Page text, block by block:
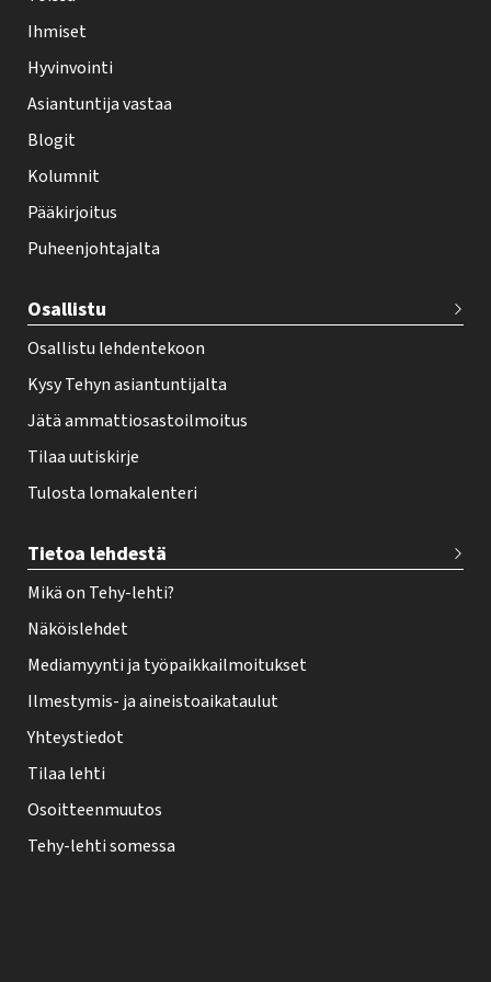
e
h
t
i
f
o
t
r
Ihmiset
Hyvinvointi
Asiantuntija vastaa
Blogit
Kolumnit
Pääkirjoitus
Puheenjohtajalta
Osallistu
Osallistu lehdentekoon
Kysy Tehyn asiantuntijalta
Jätä ammattiosastoilmoitus
Tilaa uutiskirje
Tulosta lomakalenteri
Tietoa lehdestä
Mikä on Tehy-lehti?
Näköislehdet
Mediamyynti ja työpaikkailmoitukset
Ilmestymis- ja aineistoaikataulut
Yhteystiedot
Tilaa lehti
Osoitteenmuutos
Tehy-lehti somessa